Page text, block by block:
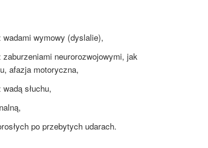
wymowy (dyslalie),
neurorozwojowymi, jak
afazja motoryczna,
słuchu,
po przebytych udarach.